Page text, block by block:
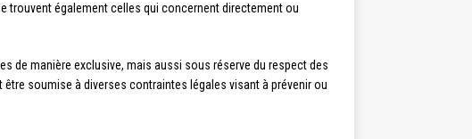
trouvent également celles qui concernent directement ou
de manière exclusive, mais aussi sous réserve du respect des
soumise à diverses contraintes légales visant à prévenir ou